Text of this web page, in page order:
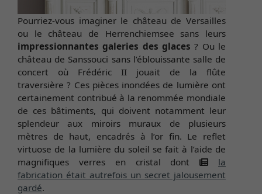
Pourriez-vous imaginer le château de Versailles
ou le château de Herrenchiemsee sans leurs
impressionnantes galeries des glaces ? Ou le
château de Sanssouci sans l’éblouissante salle de
concert où Frédéric II jouait de la flûte
traversière ? Ces pièces inondées de lumière ont
certainement contribué à la renommée mondiale
de ces bâtiments, qui doivent notamment leur
splendeur aux miroirs muraux de plusieurs
mètres de haut, encadrés à l’or fin. Le reflet
virtuose de la lumière du soleil se fait à l’aide de
magnifiques verres en cristal dont
la
fabrication était autrefois un secret jalousement
gardé.